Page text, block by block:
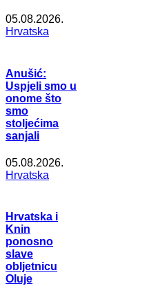
05.08.2026.
Hrvatska
Anušić:
Uspjeli smo u
onome što
smo
stoljećima
sanjali
05.08.2026.
Hrvatska
Hrvatska i
Knin
ponosno
slave
obljetnicu
Oluje